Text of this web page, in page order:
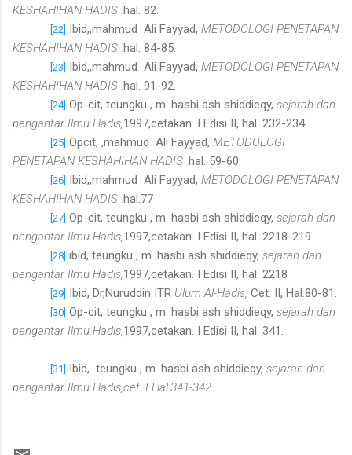
KESHAHIHAN HADIS .hal. 82.
[22] Ibid,,mahmud Ali Fayyad, METODOLOGI PENETAPAN
KESHAHIHAN HADIS .hal. 84-85.
[23] Ibid,,mahmud Ali Fayyad, METODOLOGI PENETAPAN
KESHAHIHAN HADIS .hal. 91-92.
[24] Op-cit, teungku , m. hasbi ash shiddieqy, sejarah dan
pengantar Ilmu Hadis,1997,cetakan. I Edisi II, hal. 232-234.
[25] Opcit, ,mahmud Ali Fayyad, METODOLOGI
PENETAPAN KESHAHIHAN HADIS .hal. 59-60.
[26] Ibid,,mahmud Ali Fayyad, METODOLOGI PENETAPAN
KESHAHIHAN HADIS .hal.77
[27] Op-cit, teungku , m. hasbi ash shiddieqy, sejarah dan
pengantar Ilmu Hadis,1997,cetakan. I Edisi II, hal. 2218-219.
[28] ibid, teungku , m. hasbi ash shiddieqy, sejarah dan
pengantar Ilmu Hadis,1997,cetakan. I Edisi II, hal. 2218
[29] Ibid, Dr,Nuruddin ITR Ulum Al-Hadis, Cet. II, Hal.80-81.
[30] Op-cit, teungku , m. hasbi ash shiddieqy, sejarah dan
pengantar Ilmu Hadis,1997,cetakan. I Edisi II, hal. 341.
[31] Ibid, teungku , m. hasbi ash shiddieqy, sejarah dan
pengantar Ilmu Hadis,cet. I Hal.341-342.